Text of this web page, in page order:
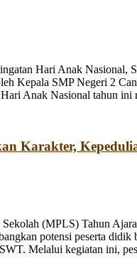
Hari Anak
Kepala SMP Negeri 2
Anak Nasional tahun
Karakter,
(MPLS) Tahun
potensi peserta
Melalui kegiatan ini,